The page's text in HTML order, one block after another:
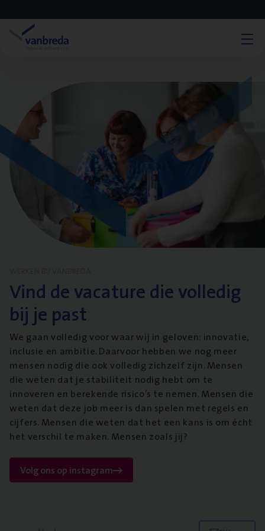
Vind de vacature die volledig
bij je past
We gaan volledig voor waar wij in geloven: innovatie,
inclusie en ambitie. Daarvoor hebben we nog meer
mensen nodig die ook volledig zichzelf zijn. Mensen
die weten dat je stabiliteit nodig hebt om te
innoveren en berekende risico’s te nemen. Mensen die
weten dat deze job meer is dan spelen met regels en
cijfers. Mensen die weten dat het een kans is om écht
het verschil te maken. Mensen zoals jij?
Volg ons op instagram